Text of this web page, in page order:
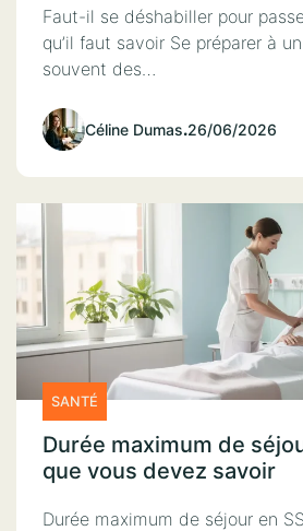
Faut-il se déshabiller pour
qu’il faut savoir Se préparer à
souvent des…
Céline Dumas.26/06/2026
SANTÉ
Durée maximum de
que vous devez savoir
Durée maximum de séjour en